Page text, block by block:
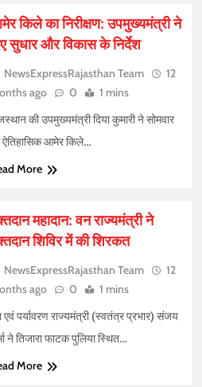
किले का निरीक्षण: उपमुख्यमंत्री ने
सुधार और विकास के निर्देश
NewsExpressRajasthan Team
12
ago
0 1 mins
की उपमुख्यमंत्री दिया कुमारी ने सोमवार
ऐतिहासिक आमेर किले…
More
महादान: वन राज्यमंत्री ने
शिविर में की शिरकत
NewsExpressRajasthan Team
12
ago
0 1 mins
एवं पर्यावरण राज्यमंत्री (स्वतंत्र प्रभार) संजय
ने तिजारा फाटक पुलिया स्थित…
More